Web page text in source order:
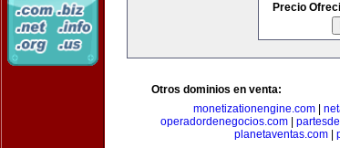
Precio
Otros dominios en venta:
monetizationengine.com|
operadordenegocios.com
planetaventas.com